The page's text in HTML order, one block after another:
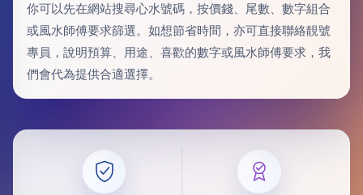
你可以先在網站搜尋心水號碼，按價錢、尾數、數字組合
或風水師傅要求篩選。如想節省時間，亦可直接聯絡靚號
專員，說明預算、用途、喜歡的數字或風水師傅要求，我
們會代為提供合適選擇。